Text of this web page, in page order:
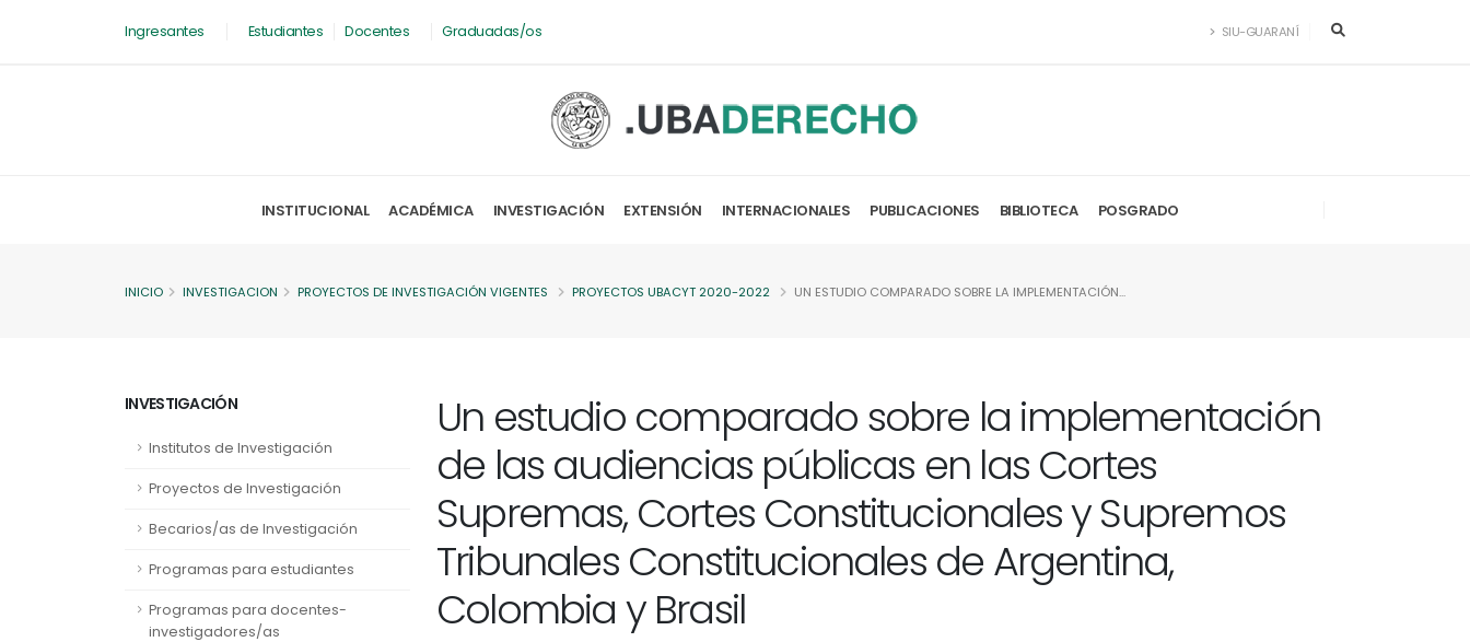
Ingresantes Estudiantes Docentes Graduadas/os SIU-GUARANÍ
INSTITUCIONAL ACADÉMICA INVESTIGACIÓN EXTENSIÓN INTERNACIONALES PUBLICACIONES BIBLIOTECA POSGRADO
INICIO INVESTIGACION PROYECTOS DE INVESTIGACIÓN VIGENTES PROYECTOS UBACYT 2020-2022 UN ESTUDIO COMPARADO SOBRE LA IMPLEMENTACIÓN...
INVESTIGACIÓN
Institutos de Investigación
Proyectos de Investigación
Becarios/as de Investigación
Programas para estudiantes
Programas para docentes-
investigadores/as
Un estudio comparado sobre la implementación
de las audiencias públicas en las Cortes
Supremas, Cortes Constitucionales y Supremos
Tribunales Constitucionales de Argentina,
Colombia y Brasil